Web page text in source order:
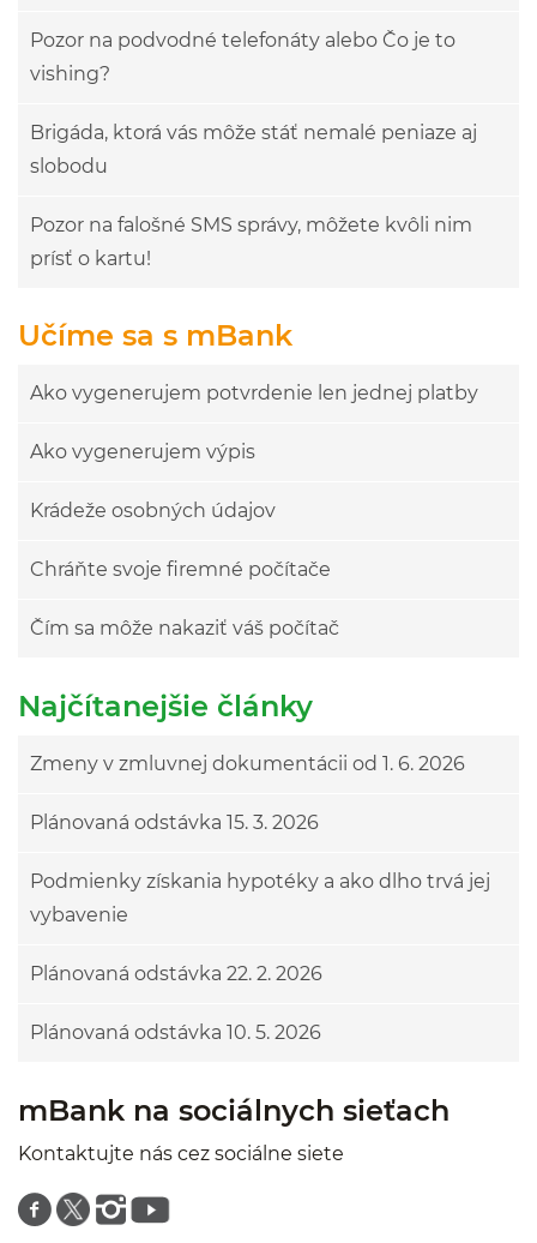
Pozor na podvodné telefonáty alebo Čo je to
vishing?
Brigáda, ktorá vás môže stáť nemalé peniaze aj
slobodu
Pozor na falošné SMS správy, môžete kvôli nim
prísť o kartu!
Učíme sa s mBank
Ako vygenerujem potvrdenie len jednej platby
Ako vygenerujem výpis
Krádeže osobných údajov
Chráňte svoje firemné počítače
Čím sa môže nakaziť váš počítač
Najčítanejšie články
Zmeny v zmluvnej dokumentácii od 1. 6. 2026
Plánovaná odstávka 15. 3. 2026
Podmienky získania hypotéky a ako dlho trvá jej
vybavenie
Plánovaná odstávka 22. 2. 2026
Plánovaná odstávka 10. 5. 2026
mBank na sociálnych sieťach
Kontaktujte nás cez sociálne siete
Znajdź nas na facebooku
Znajdź nas na twitterze
Znajdź nas na instagramie
Znajdź nas na youtube